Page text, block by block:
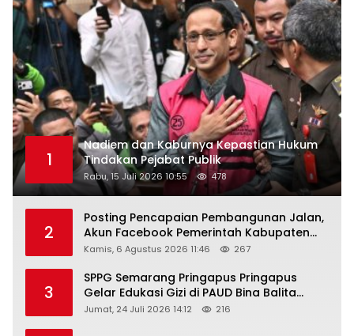
1
Nadiem dan Kaburnya Kepastian Hukum
Tindakan Pejabat Publik
Rabu, 15 Juli 2026 10:55 478
2
Posting Pencapaian Pembangunan Jalan,
Akun Facebook Pemerintah Kabupaten
Rembang “Dirujak” Warganet
Kamis, 6 Agustus 2026 11:46 267
3
SPPG Semarang Pringapus Pringapus
Gelar Edukasi Gizi di PAUD Bina Balita
Peringati Hari Anak Nasional 2026
Jumat, 24 Juli 2026 14:12 216